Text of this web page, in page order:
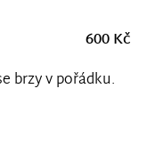
600 Kč
brzy v pořádku.